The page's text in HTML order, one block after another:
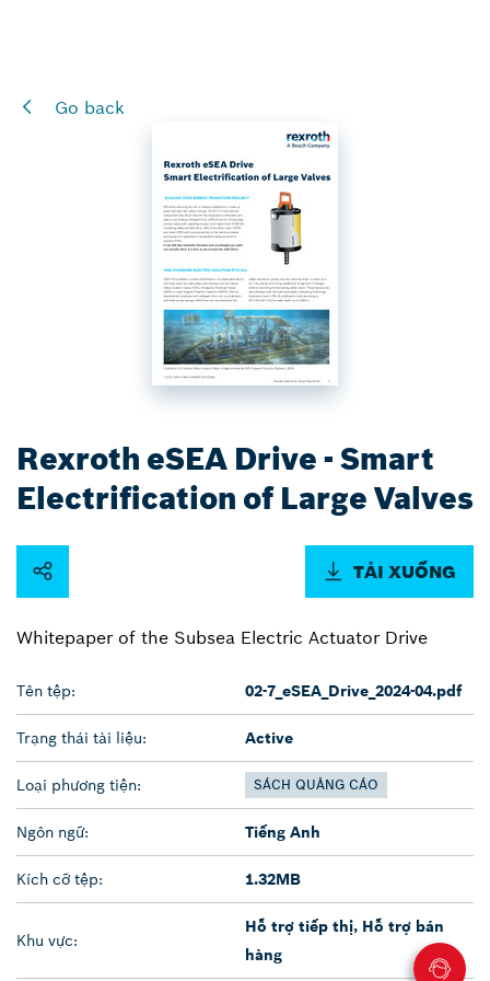
Go back
Rexroth eSEA Drive - Smart
Electrification of Large Valves
TẢI XUỐNG
Whitepaper of the Subsea Electric Actuator Drive
Tên tệp: 02-7_eSEA_Drive_2024-04.pdf
Trạng thái tài liệu: Active
Loại phương tiện: SÁCH QUẢNG CÁO
Ngôn ngữ: Tiếng Anh
Kích cỡ tệp: 1.32MB
Khu vực:
Hỗ trợ tiếp thị, Hỗ trợ bán
hàng